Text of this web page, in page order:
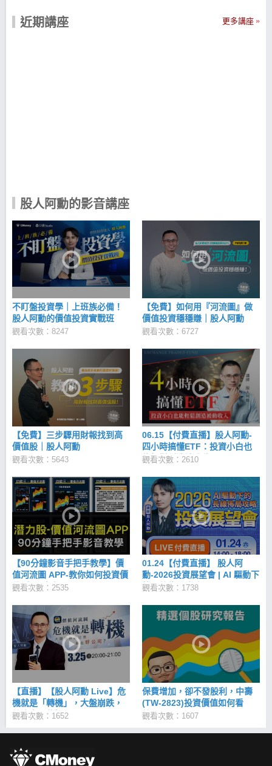
任 CMoney 理財寶講師。 累積15年以上投資經驗，舉
一不輸，努力付出完全無法體現在獲利上，於是開始
師、在網路上分享...這麼多各類成功經驗，究竟是出
自於別人偶然的運氣還是踏實的知識？ 其實方法中有
99位失敗者，而我們卻都只看見1位成功者 別人的成
功不一定是實力，但我當時因為無法驗證，只能選擇
盲從。於是開始想：我有沒有辦法靠自己驗證那些成
功的投資法？ 於是開始學程式讓每一筆買賣都有依
據，算得出勝率，看得出預期報酬。靠著這樣，我驗
證了市面上網路上近千套的各種投資方式，有些真的
能賺錢，有些勝率卻不到五成。 市場一直在變，策略
也必須變，才能適應市場 後期，我用那些經過自己驗
萬，在23歲賺進人生第一桶金。然而，這第一桶金讓
我誤以為投資之路能平步青雲，個性變得無比猖狂，
以為自己非常了解風險，我開始增加交易頻率、每天
盯盤、投資策略什麼都試、投資標的什麼都玩，外匯
保證金、期貨...，來者不拒、通通下場。 兩年後，第
一桶金完全賠光。還沒遇到風險之前，我沒有想過自
己的風險忍受度有多高，和很多人一樣，眼前只有獲
利，賠光之後我才領悟到：比起獲利，穩定和累積更
重要。 深刻體會到：「投資不是一場人生博弈，而是
一種優化生活的方式；它可以讓生活過得更好，但別
簡單，做起來難 終於知道自己要的與操盤人不一樣，
我現在本業是位財務工程師，副業經營自己，身兼
CMoney理財寶的投資講師，我想靠本業來養活自己，
並持續累積。靠投資來讓自己生活過得更好，放大累
積效應，而不是讓投資來主宰我的生活。 有了這樣的
體會、知道自己要什麼之後，我開始專注在價值投資
上，進而思考：如果把【價值投資的質性分析】和
【科學化的量化交易】結合呢？ 嘗試後，我發現這樣
竟然可以每年穩定達到平均20%以上的複合獲利。 透
過這樣系統的投資方式，我不用一直關注籌碼、券
更多時候是在看年報擴大自己的能力圈。 可以更專注
在生活上，發揮自己的專業、做自己熱愛的工作，賺
自己本業的薪水之外，還能用這套投資方式來為自己
被動加薪。 我的歷程沒有太多驚心動魄，戲劇張力的
情節，並不一個激勵人心，賺進第一桶金之後就從此
風光的故事。我想傳達的是，這段經歷讓我深刻體會
到投資應有的態度，總合起來，就是我一直堅持到現
在的： 我的信仰，有理有據；我的原則，睡得安穩 有
理有據= 技術上：有一套系統可以檢驗各類投資策
略；睡得安穩= 心態上：讓自己可以專注生活，不追
股價值河流圖APP> 歡迎大家跟著我一起學習，加入
近期講座 更多講座
股人阿勳的影音講座
不盯盤投資學｜上班族必備！
股人阿勳的價值投資實戰班
觀看次數：8247
【免費】如何用『河流圖』做
價值投資穩穩賺｜股人阿勳
觀看次數：6727
【免費】三步驟用財報找到高
價值股｜股人阿勳
觀看次數：5643
06.15【付費直播】股人阿勳-
四小時搞懂ETF：投資小白也
能輕鬆創造被動收入
觀看次數：2610
【90分鐘影音手把手教學】價
值河流圖 APP-教你如何投資價
值/成長/定存股
觀看次數：2535
01.24【付費直播】 股人阿
勳-2026投資展望會 | AI 驅動下
的長線佈局攻略
觀看次數：1738
【直播】【股人阿勳 Live】危
機就是「轉機」，大盤崩跌，
該注意哪些好公司？
觀看次數：1652
保費增加，卻不發股利，中壽
(TW-2823)投資價值如何看
待？
觀看次數：1607